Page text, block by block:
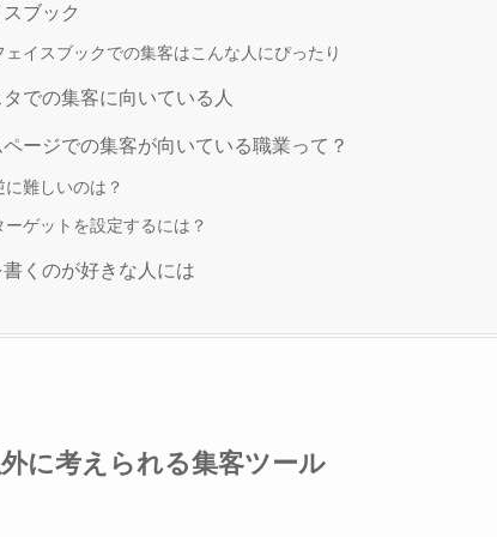
ブック
ェイスブックでの集客はこんな人にぴったり
での集客に向いている人
ージでの集客が向いている職業って？
に難しいのは？
ーゲットを設定するには？
くのが好きな人には
に考えられる集客ツール